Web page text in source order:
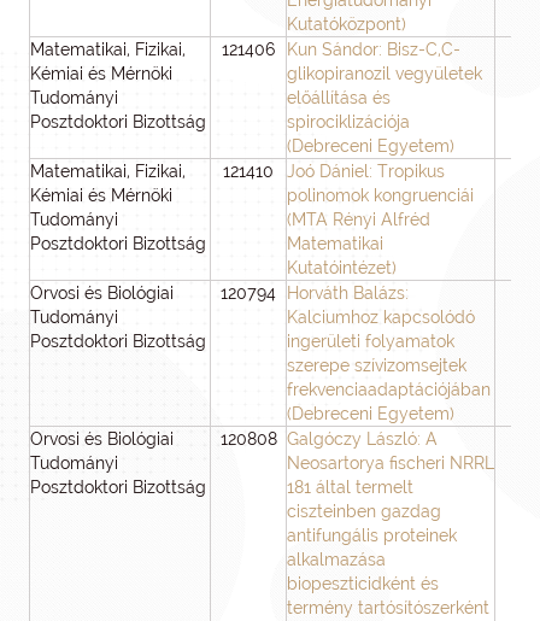
Kutatóközpont)
Matematikai, Fizikai,
Kémiai és Mérnöki
Tudományi
Posztdoktori Bizottság
121406
Kun Sándor: Bisz-C,C-
glikopiranozil vegyületek
előállítása és
spirociklizációja
(Debreceni Egyetem)
Matematikai, Fizikai,
Kémiai és Mérnöki
Tudományi
Posztdoktori Bizottság
121410
Joó Dániel: Tropikus
polinomok kongruenciái
(MTA Rényi Alfréd
Matematikai
Kutatóintézet)
Orvosi és Biológiai
Tudományi
Posztdoktori Bizottság
120794
Horváth Balázs:
Kalciumhoz kapcsolódó
ingerületi folyamatok
szerepe szívizomsejtek
frekvenciaadaptációjában
(Debreceni Egyetem)
Orvosi és Biológiai
Tudományi
Posztdoktori Bizottság
120808 Galgóczy László: A
Neosartorya fischeri NRRL
181 által termelt
ciszteinben gazdag
antifungális proteinek
alkalmazása
biopeszticidként és
termény tartósítószerként